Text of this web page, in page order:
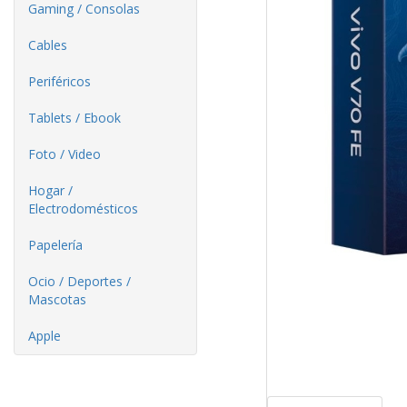
Gaming / Consolas
Cables
Periféricos
Tablets / Ebook
Foto / Video
Hogar /
Electrodomésticos
Papelería
Ocio / Deportes /
Mascotas
Apple